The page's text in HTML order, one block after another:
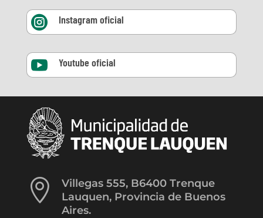
 Instagram oficial
 Youtube oficial

Villegas 555, B6400 Trenque
Lauquen, Provincia de Buenos
Aires.